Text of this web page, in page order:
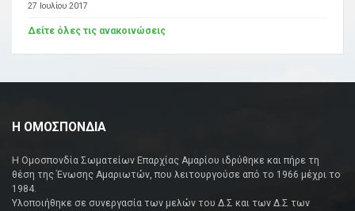
27 Ιουλίου 2017
Δείτε όλες τις ανακοινώσεις
Η ΟΜΟΣΠΟΝΔΙΑ
Η Ομοσπονδία Σωματείων Επαρχίας Αμαρίου ιδρύθηκε και πήρε τη
θέση της Ένωσης Αμαριωτών, που λειτουργούσε από το 1966 μέχρι το
1984.
Υλοποιήθηκε σε συνεργασία των μελών του Δ.Σ και των Δ.Σ των